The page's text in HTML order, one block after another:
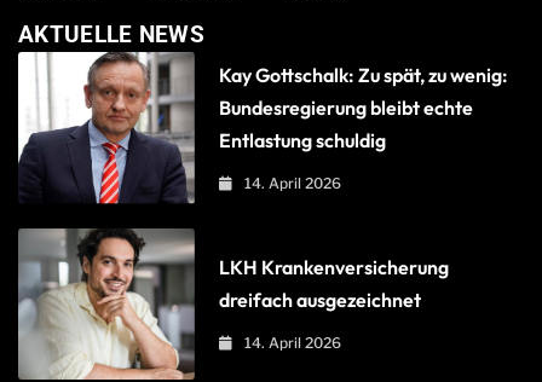
AKTUELLE NEWS
Kay Gottschalk: Zu spät, zu wenig:
Bundesregierung bleibt echte
Entlastung schuldig
14. April 2026
LKH Krankenversicherung
dreifach ausgezeichnet
14. April 2026